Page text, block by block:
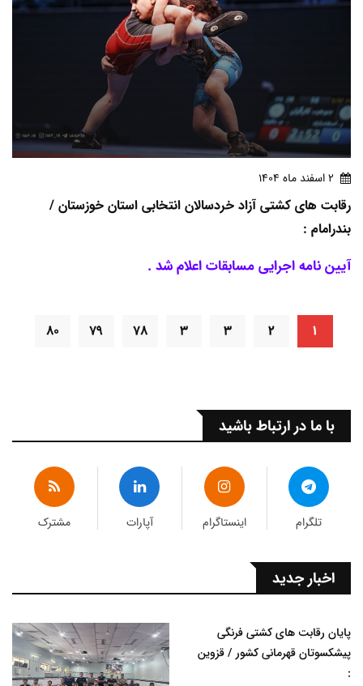
2 اسفند ماه 1404
رقابت های کشتی آزاد خردسالان انتخابی استان خوزستان /
بندرامام :
آیین نامه اجرایی مسابقات اعلام شد .
۱ ۲ ۳ ۳ ۷۸ ۷۹ ۸۰
با ما در ارتباط باشید
تلگرام اینستاگرام آپارات مشترک
اخبار جدید
پایان رقابت های کشتی فرنگی
پیشکسوتان قهرمانی کشور / قزوین
: